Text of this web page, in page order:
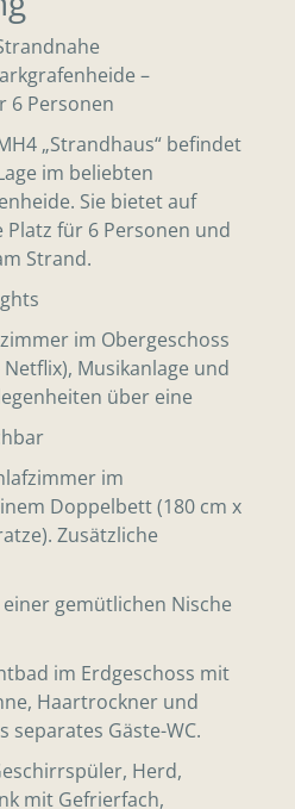
–
6 Personen
„Strandhaus“ befindet
im beliebten
Sie bietet auf
Platz für 6 Personen und
Strand.
im Obergeschoss
Netflix), Musikanlage und
über eine
im
Doppelbett (180 cm x
Zusätzliche
gemütlichen Nische
im Erdgeschoss mit
Haartrockner und
separates Gäste-WC.
Herd,
mit Gefrierfach,